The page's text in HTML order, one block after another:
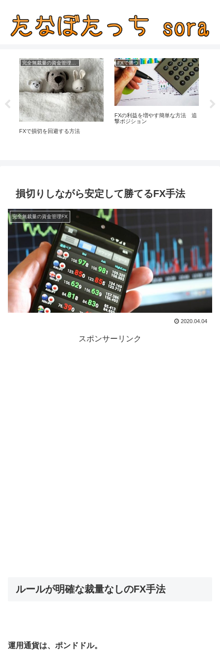
FXで損切を回避する方法
FXで勝つ
FXの利益を増やす簡単な方法 追
撃ポジション
損切りしながら安定して勝てるFX手法
完全無裁量の資金管理FX
2020.04.04
スポンサーリンク
ルールが明確な裁量なしのFX手法
運用通貨は、ポンドドル。